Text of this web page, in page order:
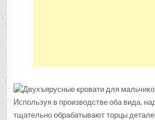
Используя в производстве оба вида,
тщательно обрабатывают торцы